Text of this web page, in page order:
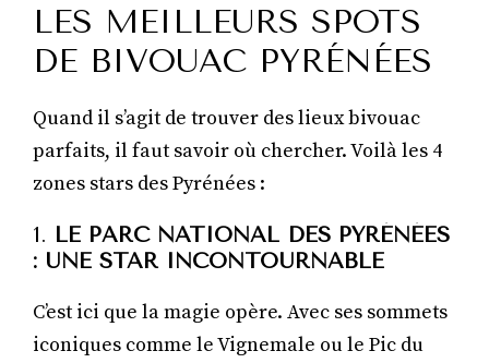
LES MEILLEURS SPOTS
DE BIVOUAC PYRÉNÉES
Quand il s’agit de trouver des lieux bivouac
parfaits, il faut savoir où chercher. Voilà les 4
zones stars des Pyrénées :
1. LE PARC NATIONAL DES PYRÉNÉES
: UNE STAR INCONTOURNABLE
C’est ici que la magie opère. Avec ses sommets
iconiques comme le Vignemale ou le Pic du